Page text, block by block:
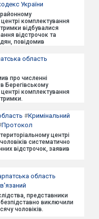
України
комплектування
відбувалися
відстрочок та
повідомив
область
про численні
Берегівському
комплектування
#Кримінальний
Протокол
центрі
систематично
відстрочок, заявив
область
представники
виключили
чоловіків.